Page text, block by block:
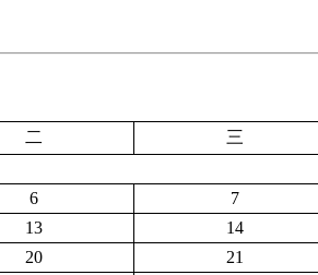
二 三
6 7
13 14
20 21